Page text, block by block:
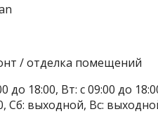
/ отделка помещений
до 18:00, Вт: с 09:00 до
Сб: выходной, Вс: